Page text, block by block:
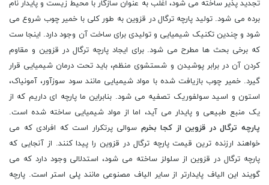
تجدید پذیر ساخته می شود، اغلب به عنوان سازگار با محیط زیست و پایدار نام
برده می شود. تولید پارچه ترگال در قزوین به طور کلی با خمیر چوب شروع می
شود و چندین تکنیک شیمیایی و تولیدی برای ساخت آن وجود دارد. اینجا ست
که برخی بحث ها مطرح می شود. برای ایجاد پارچه ترگال در قزوین و مقاوم
کردن آن در برابر پوشیدن و شستشوی منظم، باید تحت درمان شیمیایی قرار
گیرد. خمیر چوب بازیافت شده با مواد شیمیایی مانند سود سوزآور، آمونیاک،
استون و اسید سولفوریک تصفیه می شود. بنابراین ما پارچه ای داریم که از
یک منبع طبیعی و پایدار می آید، اما از مواد شیمیایی ساخته شده است.
پارچه ترگال در قزوین از کجا بخرم سوالی پرتکرار است که افرادی که می
خواهند ارزنده ترین قیمت پارچه ترگال در قزوین را پیدا کنند. از آنجایی که
پارچه ترگال در قزوین از سلولز ساخته می شود، استدلالی وجود دارد که می
گویند این الیاف پایدارتر از سایر الیاف مصنوعی مانند پلی استر است. پارچه